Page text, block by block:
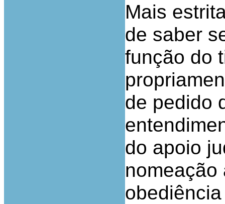
Mais
de saber
função do
de pedido
do apoio
nomeação